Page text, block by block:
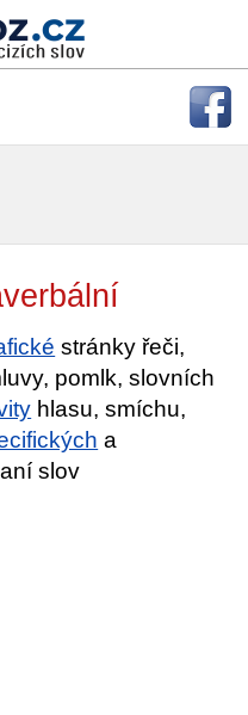
stránky řeči,
pomlk, slovních
hlasu, smíchu,
a
slov